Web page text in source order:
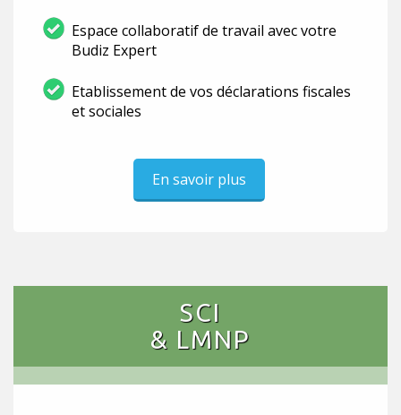
Espace collaboratif de travail avec votre
Budiz Expert
Etablissement de vos déclarations fiscales
et sociales
En savoir plus
SCI
& LMNP